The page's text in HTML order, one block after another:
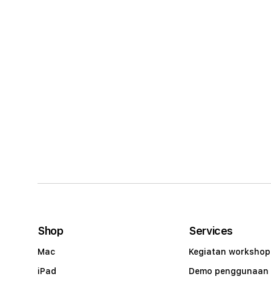
Shop
Mac
iPad
Services
Kegiatan workshop
Demo penggunaan